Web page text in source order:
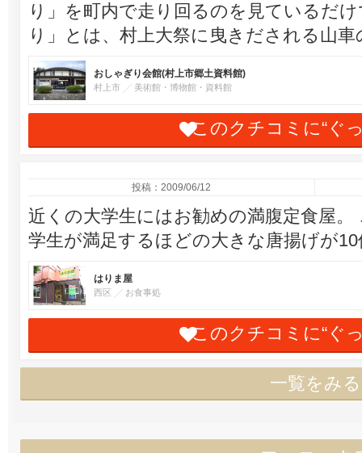
り」を町内で走り回るのを見ているだ
り」とは、村上大祭に曳きだされる山車
おしゃぎり会館(村上市郷土資料館)
村上市 美術館・博物館・資料館
このクチコミに“ぐ
投稿：2009/06/12
近くの大学生にはお勧めの満腹定食屋
学生が満足するほどの大きな唐揚げが
はりま屋
西区 お食事処
このクチコミに“ぐ
一覧をみる